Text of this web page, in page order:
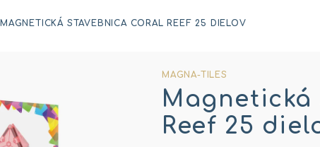
MAGNETICKÁ STAVEBNICA CORAL REEF 25 DIELOV
MAGNA-TILES
Reef 25